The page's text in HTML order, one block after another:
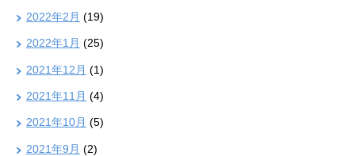
2022年2月 (19)
2022年1月 (25)
2021年12月 (1)
2021年11月 (4)
2021年10月 (5)
2021年9月 (2)